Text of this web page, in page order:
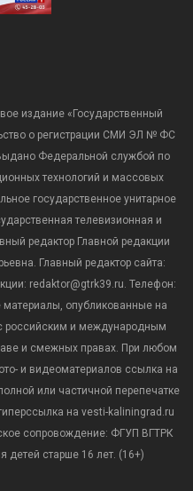
издание «Государственный
о регистрации СМИ ЭЛ № ФС
Федеральной службой по
технологий и массовых
государственное унитарное
телевизионная и
редактор Главной редакции
Главный редактор сайта:
redaktor@gtrk39.ru. Телефон:
опубликованные на
российским и международным
и смежных правах. При любом
и видеоматериалов ссылка на
или частичной перепечатке
на vesti-kaliningrad.ru
сопровождение: ФГУП ВГТРК
детей старше 16 лет. (16+)